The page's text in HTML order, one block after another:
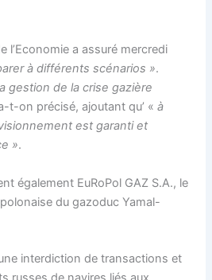
l’Economie a assuré mercredi
à différents scénarios ».
gestion de la crise gazière
t-on précisé, ajoutant qu’ «à
est garanti et
».
également EuRoPol GAZ S.A., le
du gazoduc Yamal-
interdiction de transactions et